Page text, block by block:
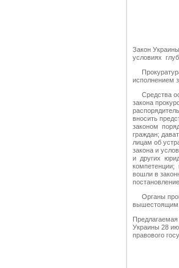
Закон
условиях
исполнением
Средства
закона
вносить
законом
граждан;
лицам об
закона и
и других
компетенции;
вошли в
Органы
вышестоящим.
Украины 28
правового